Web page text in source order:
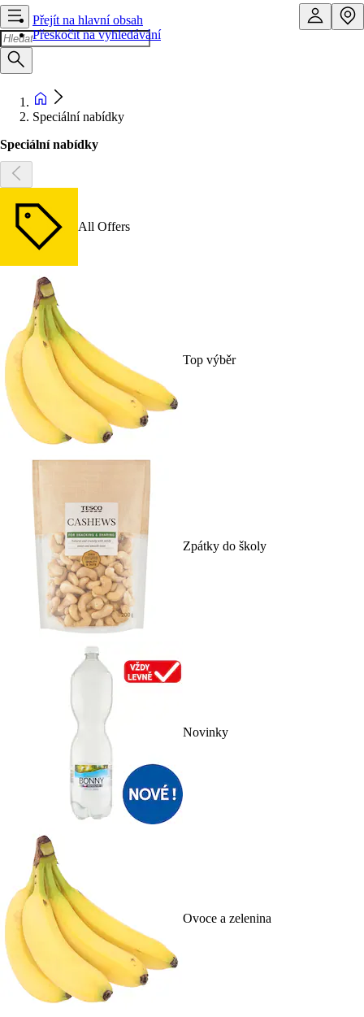
Přejít na hlavní obsah
Přeskočit na vyhledávání
Speciální nabídky
Speciální nabídky
All Offers
Top výběr
Zpátky do školy
Novinky
Ovoce a zelenina